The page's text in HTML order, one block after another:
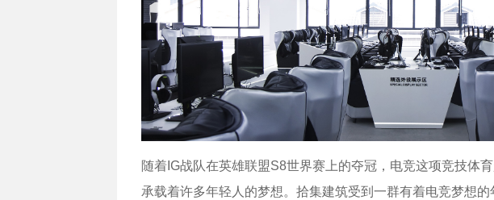
随着IG战队在英雄联盟S8世界赛上的夺冠，电竞这项竞技体
承载着许多年轻人的梦想。拾集建筑受到一群有着电竞梦想